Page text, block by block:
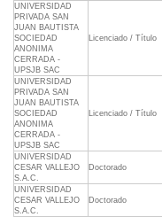
UNIVERSIDAD
PRIVADA SAN
JUAN BAUTISTA
SOCIEDAD
ANONIMA
CERRADA -
UPSJB SAC
Licenciado / Título
UNIVERSIDAD
PRIVADA SAN
JUAN BAUTISTA
SOCIEDAD
ANONIMA
CERRADA -
UPSJB SAC
Licenciado / Título
UNIVERSIDAD
CESAR VALLEJO
S.A.C.
Doctorado
UNIVERSIDAD
CESAR VALLEJO
S.A.C.
Doctorado